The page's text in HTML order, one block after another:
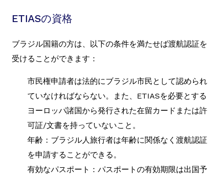
ETIASの資格
ブラジル国籍の方は、以下の条件を満たせば渡航認証を
受けることができます：
市民権申請者は法的にブラジル市民として認められ
ていなければならない。また、ETIASを必要とする
ヨーロッパ諸国から発行された在留カードまたは許
可証/文書を持っていないこと。
年齢：ブラジル人旅行者は年齢に関係なく渡航認証
を申請することができる。
有効なパスポート：パスポートの有効期限は出国予